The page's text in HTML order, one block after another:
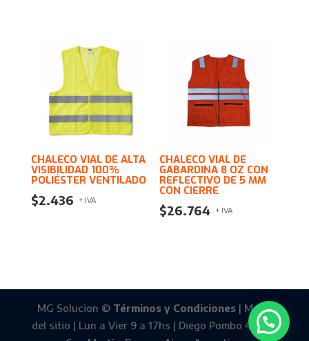
CHALECO VIAL DE ALTA
VISIBILIDAD 100%
POLIÉSTER VENTILADO
$2.436 + IVA
CHALECO VIAL DE
GABARDINA 8 OZ CON
REFLECTIVO DE 5 MM
CON CIERRE
$26.764 + IVA
MG Solucion © Términos y Condiciones| Mapa
del sitio | Lun a Vier 9 a 17hs | Diego Pombo 4588 -